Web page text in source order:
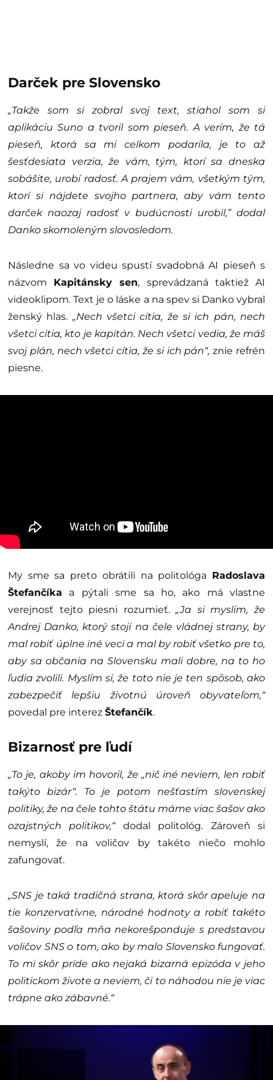
Darček pre Slovensko
„Takže som si zobral svoj text, stiahol som si
aplikáciu Suno a tvoril som pieseň. A verím, že tá
pieseň, ktorá sa mi celkom podarila, je to až
šesťdesiata verzia, že vám, tým, ktorí sa dneska
sobášite, urobí radosť.A prajem vám, všetkým tým,
ktorí si nájdete svojho partnera, aby vám tento
darček naozaj radosť v budúcnosti urobil,” dodal
Danko skomoleným slovosledom.
Následne sa vo videu spustí svadobná AI pieseň s
názvom Kapitánsky sen, sprevádzaná taktiež AI
videoklipom. Text je o láske a na spev si Danko vybral
ženský hlas. „Nech všetci cítia, že si ich pán, nech
všetci cítia, kto je kapitán. Nech všetci vedia, že máš
svoj plán, nech všetci cítia, že si ich pán“, znie refrén
piesne.
My sme sa preto obrátili na politológa Radoslava
Štefančíka a pýtali sme sa ho, ako má vlastne
verejnosť tejto piesni rozumieť.„Ja si myslím, že
Andrej Danko, ktorý stojí na čele vládnej strany, by
mal robiť úplne iné veci a mal by robiť všetko pre to,
aby sa občania na Slovensku mali dobre, na to ho
ľudia zvolili. Myslím si, že toto nie je ten spôsob, ako
zabezpečiť lepšiu životnú úroveň obyvateľom,“
povedal pre interez Štefančík.
Bizarnosť pre ľudí
„To je, akoby im hovoril, že „nič iné neviem, len robiť
takýto bizár“. To je potom nešťastím slovenskej
politiky, že na čele tohto štátu máme viac šašov ako
ozajstných politikov,“dodal politológ. Zároveň si
nemyslí, že na voličov by takéto niečo mohlo
zafungovať.
„SNS je taká tradičná strana, ktorá skôr apeluje na
tie konzervatívne, národné hodnoty a robiť takéto
šašoviny podľa mňa nekorešponduje s predstavou
voličov SNS o tom, ako by malo Slovensko fungovať.
To mi skôr príde ako nejaká bizarná epizóda v jeho
politickom živote a neviem, či to náhodou nie je viac
trápne ako zábavné.“